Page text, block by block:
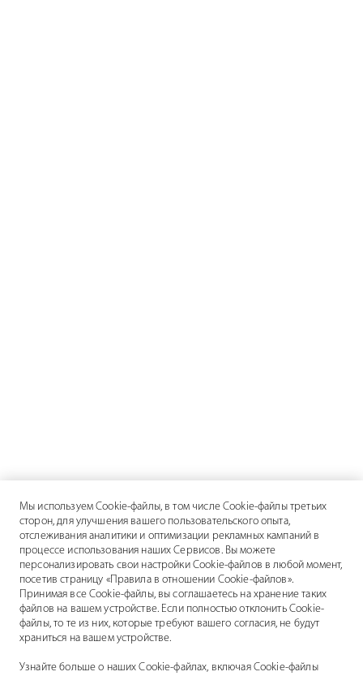
Мы используем Cookie-файлы, в том числе Cookie-файлы третьих
сторон, для улучшения вашего пользовательского опыта,
отслеживания аналитики и оптимизации рекламных кампаний в
процессе использования наших Сервисов. Вы можете
персонализировать свои настройки Cookie-файлов в любой момент,
посетив страницу «Правила в отношении Cookie-файлов».
Принимая все Cookie-файлы, вы соглашаетесь на хранение таких
файлов на вашем устройстве. Если полностью отклонить Cookie-
файлы, то те из них, которые требуют вашего согласия, не будут
храниться на вашем устройстве.
Узнайте больше о наших Cookie-файлах, включая Cookie-файлы